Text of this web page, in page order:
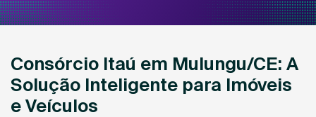
Consórcio Itaú em Mulungu/CE: A
Solução Inteligente para Imóveis
e Veículos